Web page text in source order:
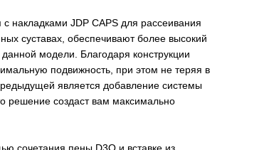
накладками JDP CAPS для рассеивания
суставах, обеспечивают более высокий
модели. Благодаря конструкции
подвижность, при этом не теряя в
является добавление системы
решение создаст вам максимально